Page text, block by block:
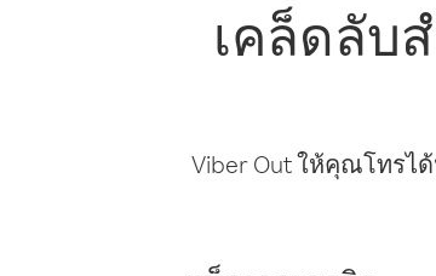
เคล็ดลับ
Viber Out ให้คุณโทรไ